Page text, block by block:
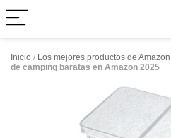
Inicio / Los mejores productos de Amazon
de camping baratas en Amazon 2025